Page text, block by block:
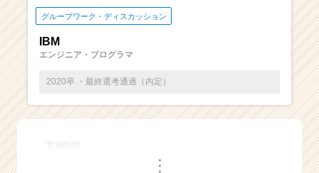
覧
ン
チ
ー・
成
グループワーク・ディスカッション
IBM
エンジニア・プログラマ
2020卒 ・最終選考通過（内定）
・・